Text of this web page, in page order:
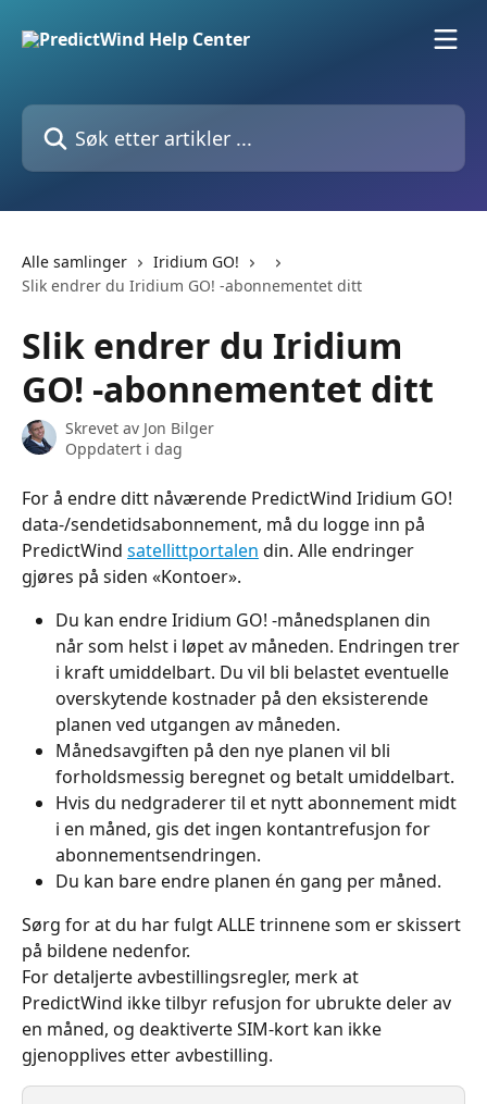
Søk etter artikler ...
Alle samlinger
Iridium GO!
Slik endrer du Iridium GO! -abonnementet ditt
Slik endrer du Iridium
GO! -abonnementet ditt
Skrevet av Jon Bilger
Oppdatert i dag
For å endre ditt nåværende PredictWind Iridium GO!
data-/sendetidsabonnement, må du logge inn på
PredictWind satellittportalen din. Alle endringer
gjøres på siden «Kontoer».
Du kan endre Iridium GO! -månedsplanen din
når som helst i løpet av måneden. Endringen trer
i kraft umiddelbart. Du vil bli belastet eventuelle
overskytende kostnader på den eksisterende
planen ved utgangen av måneden.
Månedsavgiften på den nye planen vil bli
forholdsmessig beregnet og betalt umiddelbart.
Hvis du nedgraderer til et nytt abonnement midt
i en måned, gis det ingen kontantrefusjon for
abonnementsendringen.
Du kan bare endre planen én gang per måned.
Sørg for at du har fulgt ALLE trinnene som er skissert
på bildene nedenfor.
For detaljerte avbestillingsregler, merk at
PredictWind ikke tilbyr refusjon for ubrukte deler av
en måned, og deaktiverte SIM-kort kan ikke
gjenopplives etter avbestilling.